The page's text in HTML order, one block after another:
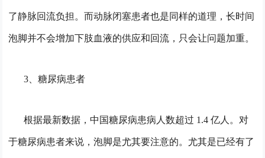
了静脉回流负担。而动脉闭塞患者也是同样的道理，长时间
泡脚并不会增加下肢血液的供应和回流，只会让问题加重。
3、糖尿病患者
根据最新数据，中国糖尿病患病人数超过 1.4 亿人。对
于糖尿病患者来说，泡脚是尤其要注意的。尤其是已经有了